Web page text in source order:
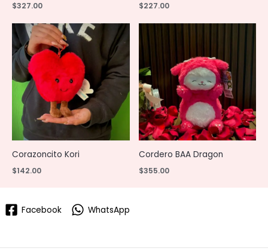
$327.00 $227.00
Corazoncito Kori
$142.00
Cordero BAA Dragon
$355.00
Facebook WhatsApp